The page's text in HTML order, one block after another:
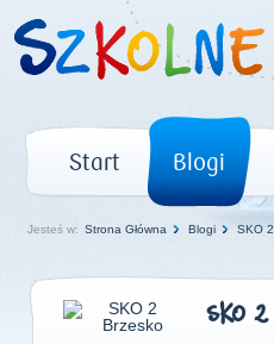
Start Blogi
Jesteś w: Strona Główna Blogi SKO
SKO